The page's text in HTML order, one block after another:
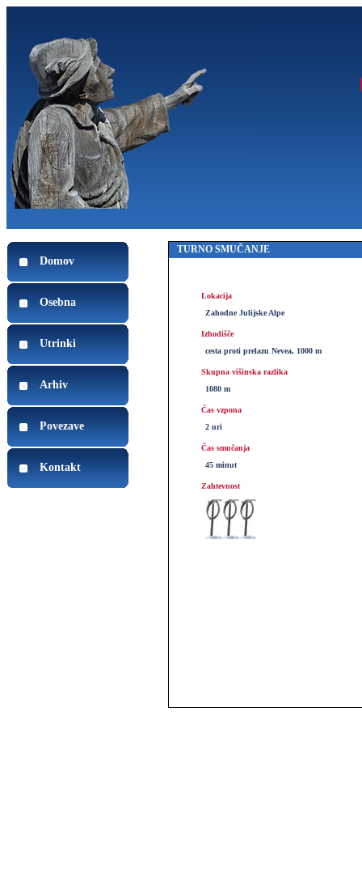
Domov
Osebna
Utrinki
Arhiv
Povezave
Kontakt
TURNO SMUČANJE
Lokacija
Zahodne Julijske Alpe
Izhodišče
cesta proti prelazu Nevea, 1000 m
Skupna višinska razlika
1080 m
Čas vzpona
2 uri
Čas smučanja
45 minut
Zahtevnost